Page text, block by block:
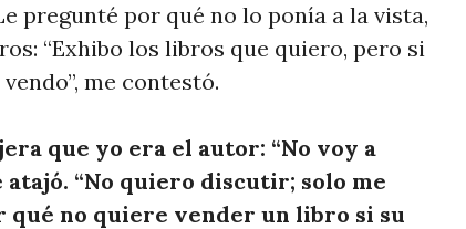
pregunté por qué no lo ponía a la vista,
“Exhibo los libros que quiero, pero si
me contestó.
que yo era el autor: “No voy a
atajó. “No quiero discutir; solo me
no quiere vender un libro si su